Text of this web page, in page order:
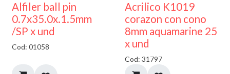
Alfiler ball pin
0.7x35.0x.1.5mm
/SP x und
Cod: 01058
Acrilico K1019
corazon con cono
8mm aquamarine 25
x und
Cod: 31797